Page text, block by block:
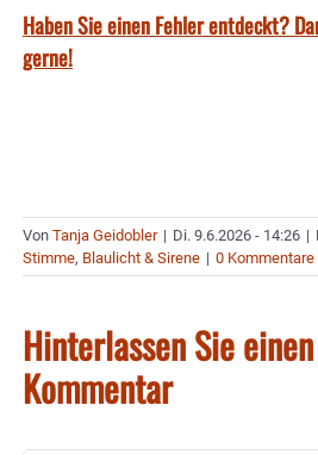
Haben Sie einen Fehler entdeckt?
gerne!
Von Tanja Geidobler | Di. 9.6.2026 - 14:26 |
Stimme, Blaulicht & Sirene | 0 Kommentare
Hinterlassen Sie einen
Kommentar